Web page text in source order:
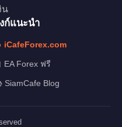
น
ก์แนะนำ
iCafeForex.com
EA Forex ฟรี
SiamCafe Blog